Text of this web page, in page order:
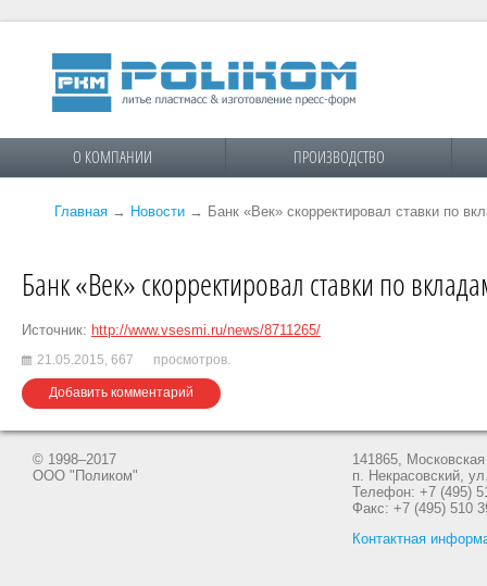
О КОМПАНИИ ПРОИЗВОДСТВО
Главная → Новости → Банк «Век» скорректировал ставки по
Банк «Век» скорректировал ставки по
Источник: http://www.vsesmi.ru/news/8711265/
21.05.2015, 667 просмотров.
Добавить комментарий
© 1998–2017
ООО "Поликом"
141865,
п. Некрасовский,
Телефон: +7 (495)
Факс: +7 (495) 510
Контактная